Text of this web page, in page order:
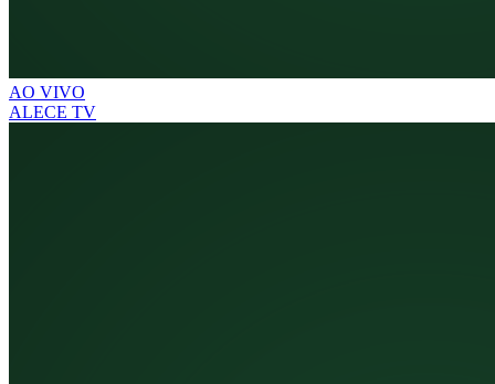
AO VIVO
ALECE TV